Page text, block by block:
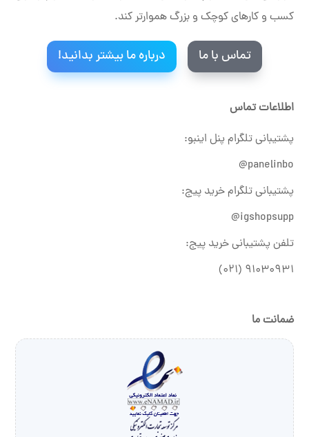
کسب و کارهای کوچک و بزرگ هموارتر کند.
تماس با ما درباره ما بیشتر بدانید!
اطلاعات تماس
پشتیبانی تلگرام پنل اینبو:
panelinbo@
پشتیبانی تلگرام خرید پیج:
igshopsupp@
تلفن پشتیبانی خرید پیج:
۹۱۰۳۰۹۳۱ (۰۲۱)
ضمانت ما